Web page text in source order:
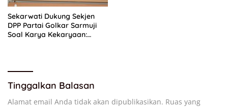
Sekarwati Dukung Sekjen
DPP Partai Golkar Sarmuji
Soal Karya Kekaryaan:
Tinggalkan Balasan
Alamat email Anda tidak akan dipublikasikan. Ruas yang